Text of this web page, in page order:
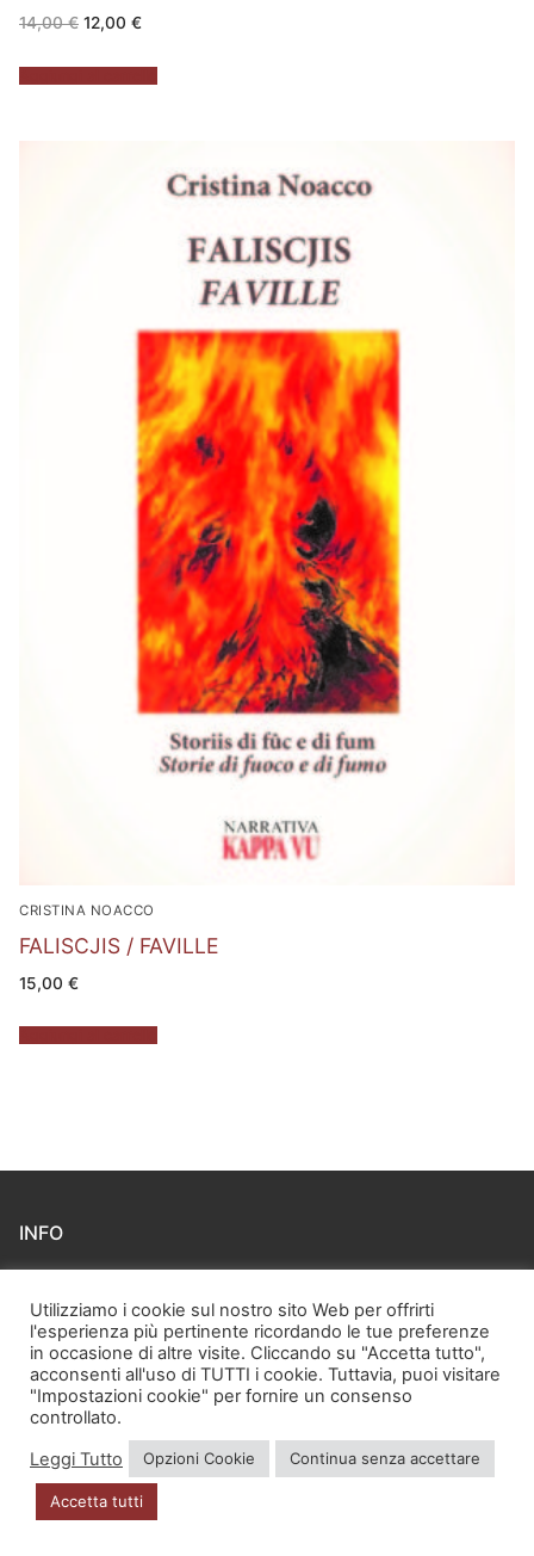
14,00€ Il
prezzo
era:
14,00 €.
12,00 €Il
è:
12,00 €.
CRISTINA NOACCO
FALISCJIS / FAVILLE
15,00 €
INFO
Privacy Policy
DOVE SIAMO
Via Zugliano 42
33100 Udine
Utilizziamo i cookie sul nostro sito Web per offrirti
l'esperienza più pertinente ricordando le tue preferenze
in occasione di altre visite. Cliccando su "Accetta tutto",
acconsenti all'uso di TUTTI i cookie. Tuttavia, puoi visitare
"Impostazioni cookie" per fornire un consenso
controllato.
Leggi Tutto
Opzioni Cookie Continua senza accettare
Accetta tutti